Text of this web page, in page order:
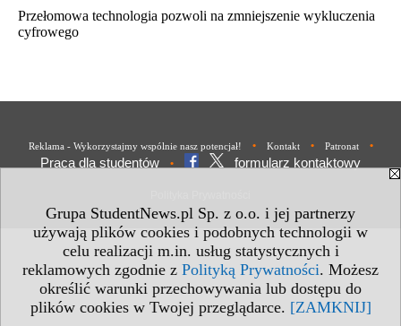
Grupa StudentNews.pl Sp. z o.o. i jej partnerzy
używają plików cookies i podobnych technologii w
celu realizacji m.in. usług statystycznych i
reklamowych zgodnie z Polityką Prywatności. Możesz
określić warunki przechowywania lub dostępu do
plików cookies w Twojej przeglądarce. [ZAMKNIJ]
Przełomowa technologia pozwoli na zmniejszenie wykluczenia
cyfrowego
Reklama - Wykorzystajmy wspólnie nasz potencjał! • Kontakt • Patronat •
Praca dla studentów • formularz kontaktowy